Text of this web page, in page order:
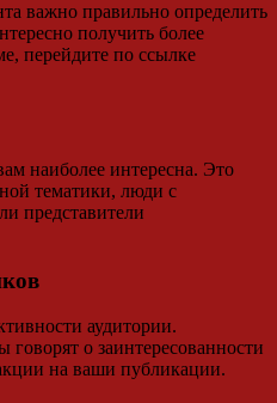
важно правильно определить
получить более
перейдите по ссылке
наиболее интересна. Это
тематики, люди с
представители
аудитории.
о заинтересованности
на ваши публикации.